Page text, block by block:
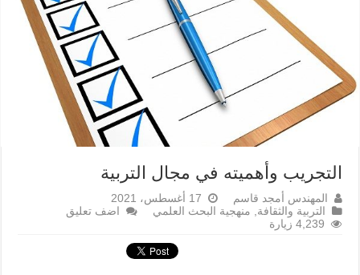
التجريب وأهميته في مجال التربية
المهندس أمجد قاسم
17 أغسطس، 2021
التربية والثقافة, منهجية البحث العلمي
اضف تعليق
4,239 زيارة